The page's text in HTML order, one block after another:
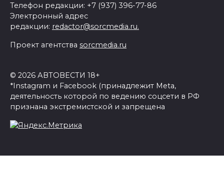
Телефон редакции: +7 (937) 396-77-86
Электронный адрес
редакции: redactor@sorcmedia.ru.
Проект агентства sorcmedia.ru
© 2026 АВТОВЕСТИ 18+
*Instagram и Facebook (принадлежит Meta,
деятельность которой по ведению соцсети в РФ
признана экстремистской и запрещена